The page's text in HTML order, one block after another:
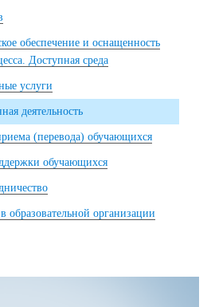
обеспечение и оснащенность
Доступная среда
услуги
деятельность
(перевода) обучающихся
обучающихся
образовательной организации